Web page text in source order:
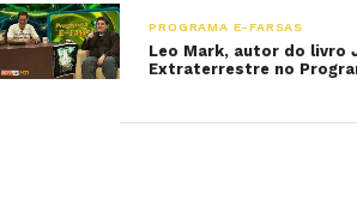
PROGRAMA E-FARSAS
Leo Mark, autor do livro
Extraterrestre no